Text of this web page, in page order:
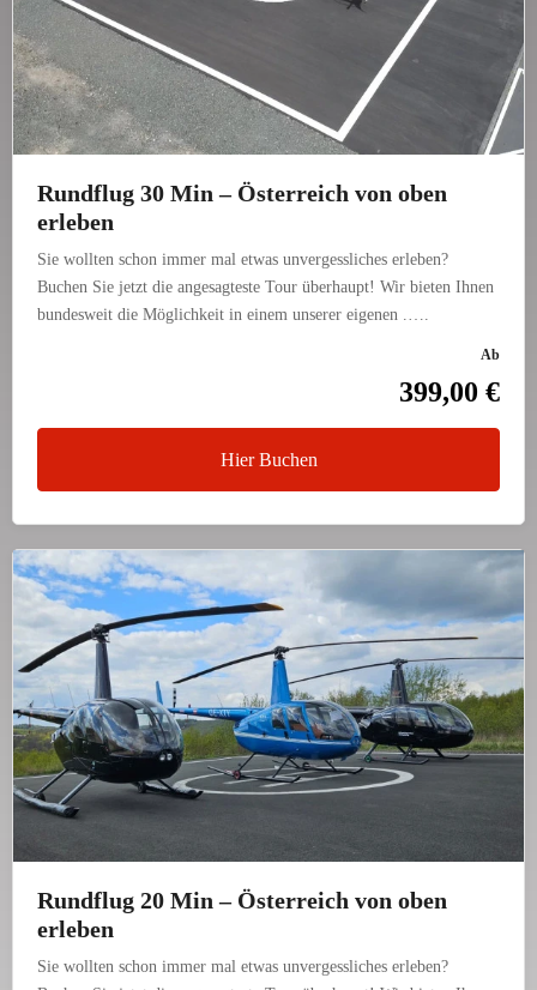
Rund­flug 30 Min – Öster­reich von oben
erleben
Sie wollten schon immer mal etwas unver­gess­li­ches erleben?
Buchen Sie jetzt die ange­sag­teste Tour über­haupt! Wir bieten Ihnen
bun­des­weit die Mög­lich­keit in einem unserer eigenen .….
Ab
399,00 €
Hier Buchen
Rund­flug 20 Min – Öster­reich von oben
erleben
Sie wollten schon immer mal etwas unver­gess­li­ches erleben?